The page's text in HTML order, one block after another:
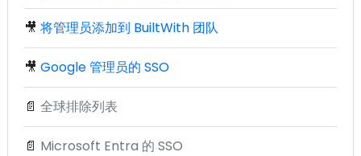
🎥 将管理员添加到 BuiltWith 团队
🎥 Google 管理员的 SSO
📄 全球排除列表
📄 Microsoft Entra 的 SSO